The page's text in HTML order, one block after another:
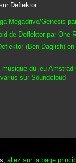
Deflektor :
Megadrive/Genesis
de Deflektor par One
(Ben Daglish)
musique du jeu Amstrad
sur Soundcloud
allez sur la page